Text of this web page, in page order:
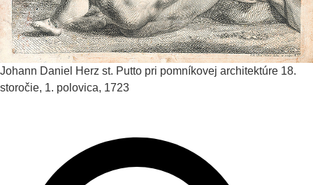
Johann Daniel Herz st. Putto pri pomníkovej architektúre 18.
storočie, 1. polovica, 1723